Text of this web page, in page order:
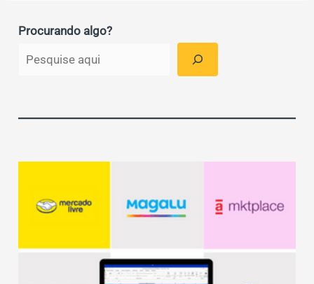
Procurando algo?